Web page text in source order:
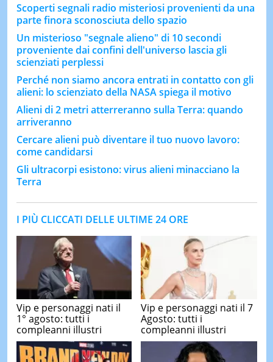
Scoperti segnali radio misteriosi provenienti da una
parte finora sconosciuta dello spazio
Un misterioso "segnale alieno" di 10 secondi
proveniente dai confini dell'universo lascia gli
scienziati perplessi
Perché non siamo ancora entrati in contatto con gli
alieni: lo scienziato della NASA spiega il motivo
Alieni di 2 metri atterreranno sulla Terra: quando
arriveranno
Cercare alieni può diventare il tuo nuovo lavoro:
come candidarsi
Gli ultracorpi esistono: virus alieni minacciano la
Terra
I PIÙ CLICCATI DELLE ULTIME 24 ORE
Vip e personaggi nati il
1° agosto: tutti i
compleanni illustri
Vip e personaggi nati il 7
Agosto: tutti i
compleanni illustri